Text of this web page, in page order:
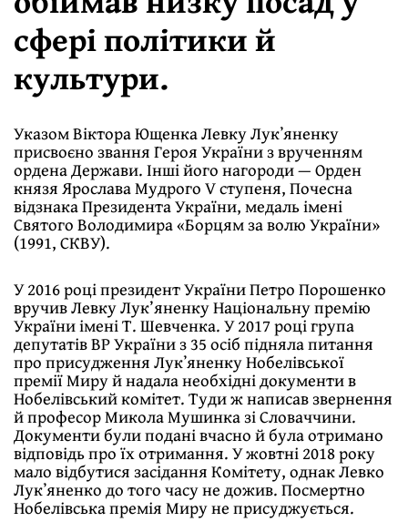
сфері політики й
культури.
Указом Віктора Ющенка Левку Лукʼяненку
присвоєно звання Героя України з врученням
ордена Держави. Інші його нагороди — Орден
князя Ярослава Мудрого V ступеня, Почесна
відзнака Президента України, медаль імені
Святого Володимира «Борцям за волю України»
(1991, СКВУ).
У 2016 році президент України Петро Порошенко
вручив Левку Лук’яненку Національну премію
України імені Т. Шевченка. У 2017 році група
депутатів ВР України з 35 осіб підняла питання
про присудження Лукʼяненку Нобелівської
премії Миру й надала необхідні документи в
Нобелівський комітет. Туди ж написав звернення
й професор Микола Мушинка зі Словаччини.
Документи були подані вчасно й була отримано
відповідь про їх отримання. У жовтні 2018 року
мало відбутися засідання Комітету, однак Левко
Лукʼяненко до того часу не дожив. Посмертно
Нобелівська премія Миру не присуджується.